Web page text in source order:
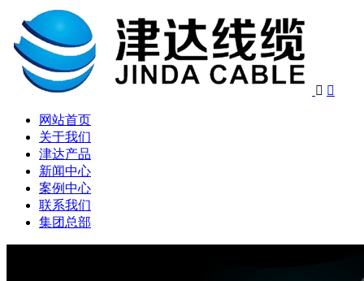
 
网站首页
关于我们
津达产品
新闻中心
案例中心
联系我们
集团总部